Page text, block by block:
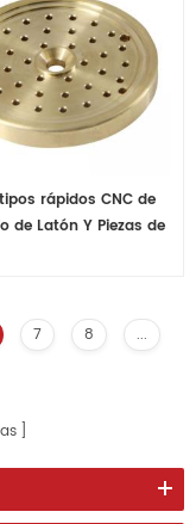
rápidos CNC de
de Latón Y Piezas de
7 8
...